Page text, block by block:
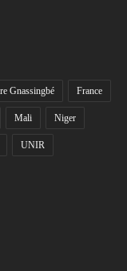
Gnassingbé France
Mali Niger
UNIR